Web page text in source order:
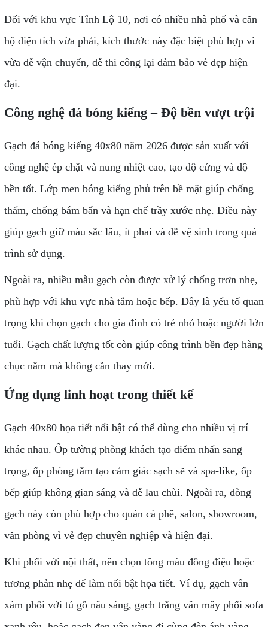
Đối với khu vực Tỉnh Lộ 10, nơi có nhiều nhà phố và căn
hộ diện tích vừa phải, kích thước này đặc biệt phù hợp vì
vừa dễ vận chuyển, dễ thi công lại đảm bảo vẻ đẹp hiện
đại.
Công nghệ đá bóng kiếng – Độ bền vượt trội
Gạch đá bóng kiếng 40x80 năm 2026 được sản xuất với
công nghệ ép chặt và nung nhiệt cao, tạo độ cứng và độ
bền tốt. Lớp men bóng kiếng phủ trên bề mặt giúp chống
thấm, chống bám bẩn và hạn chế trầy xước nhẹ. Điều này
giúp gạch giữ màu sắc lâu, ít phai và dễ vệ sinh trong quá
trình sử dụng.
Ngoài ra, nhiều mẫu gạch còn được xử lý chống trơn nhẹ,
phù hợp với khu vực nhà tắm hoặc bếp. Đây là yếu tố quan
trọng khi chọn gạch cho gia đình có trẻ nhỏ hoặc người lớn
tuổi. Gạch chất lượng tốt còn giúp công trình bền đẹp hàng
chục năm mà không cần thay mới.
Ứng dụng linh hoạt trong thiết kế
Gạch 40x80 họa tiết nổi bật có thể dùng cho nhiều vị trí
khác nhau. Ốp tường phòng khách tạo điểm nhấn sang
trọng, ốp phòng tắm tạo cảm giác sạch sẽ và spa-like, ốp
bếp giúp không gian sáng và dễ lau chùi. Ngoài ra, dòng
gạch này còn phù hợp cho quán cà phê, salon, showroom,
văn phòng vì vẻ đẹp chuyên nghiệp và hiện đại.
Khi phối với nội thất, nên chọn tông màu đồng điệu hoặc
tương phản nhẹ để làm nổi bật họa tiết. Ví dụ, gạch vân
xám phối với tủ gỗ nâu sáng, gạch trắng vân mây phối sofa